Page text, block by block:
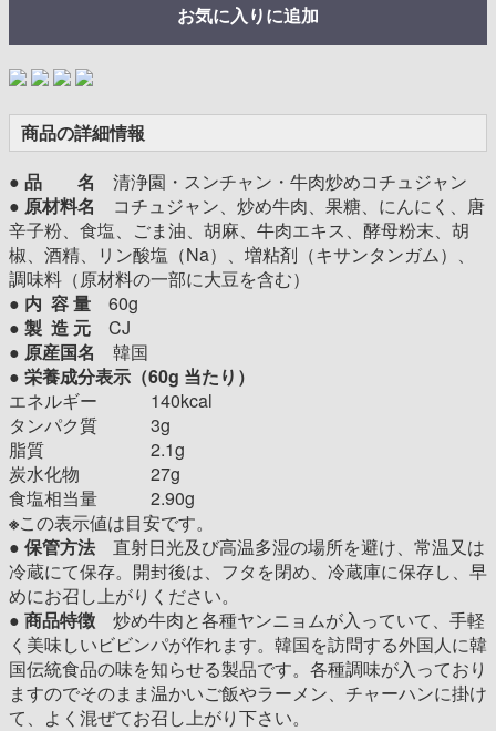
お気に入りに追加
商品の詳細情報
● 品 名 清浄園・スンチャン・牛肉炒めコチュジャン
● 原材料名 コチュジャン、炒め牛肉、果糖、にんにく、唐
辛子粉、食塩、ごま油、胡麻、牛肉エキス、酵母粉末、胡
椒、酒精、リン酸塩（Na）、増粘剤（キサンタンガム）、
調味料（原材料の一部に大豆を含む）
● 内 容 量 60g
● 製 造 元 CJ
● 原産国名 韓国
● 栄養成分表示（60g 当たり）
エネルギー 140kcal
タンパク質 3g
脂質 2.1g
炭水化物 27g
食塩相当量 2.90g
※この表示値は目安です。
● 保管方法 直射日光及び高温多湿の場所を避け、常温又は
冷蔵にて保存。開封後は、フタを閉め、冷蔵庫に保存し、早
めにお召し上がりください。
● 商品特徴 炒め牛肉と各種ヤンニョムが入っていて、手軽
く美味しいビビンパが作れます。韓国を訪問する外国人に韓
国伝統食品の味を知らせる製品です。各種調味が入っており
ますのでそのまま温かいご飯やラーメン、チャーハンに掛け
て、よく混ぜてお召し上がり下さい。